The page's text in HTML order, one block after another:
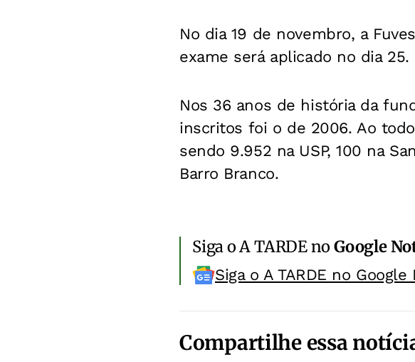
No dia 19 de novembro, a
exame será aplicado no dia 25.
Nos 36 anos de história da
inscritos foi o de 2006. Ao
sendo 9.952 na USP, 100 na
Barro Branco.
Siga o A TARDE noGoogle
Siga o A TARDE no Google
Compartilhe essa